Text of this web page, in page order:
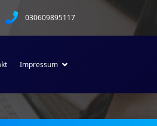
030609895117
Impressum